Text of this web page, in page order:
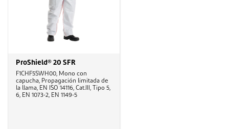
ProShield® 20 SFR
F1CHF5SWH00, Mono con
capucha, Propagación limitada de
la llama, EN ISO 14116, Cat.III, Tipo 5,
6, EN 1073-2, EN 1149-5